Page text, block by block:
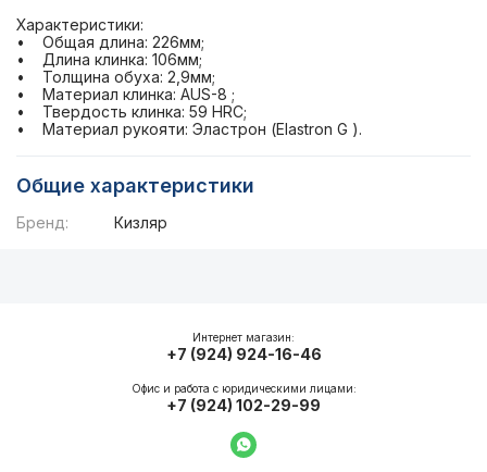
Характеристики:
• Общая длина: 226мм;
• Длина клинка: 106мм;
• Толщина обуха: 2,9мм;
• Материал клинка: AUS-8 ;
• Твердость клинка: 59 HRC;
• Материал рукояти: Эластрон (Elastron G ).
Общие характеристики
Бренд: Кизляр
Интернет магазин:
+7 (924) 924-16-46
Офис и работа с юридическими лицами:
+7 (924) 102-29-99
Написать в WhatsApp